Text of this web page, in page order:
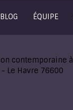
BLOG ÉQUIPE